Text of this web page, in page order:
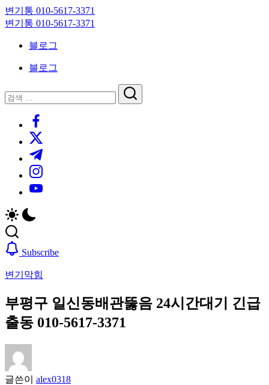
Skip
to
content
변기통 010-5617-3371
변
대
기
변기통 010-5617-3371
크
대
기
블로그
블로그
닫
기
검
검
https://www.facebook.com/
https://twitter.com/
https://t.me/
https://www.instagram.com/
https://youtube.com/
Subscribe
변기막힘
부평구 일신동배관뚫음 24시간대기 긴급
출동 010-5617-3371
글쓴이 alex0318